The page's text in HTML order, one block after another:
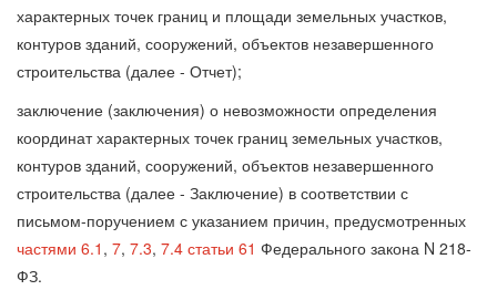
характерных точек границ и площади земельных участков,
контуров зданий, сооружений, объектов незавершенного
строительства (далее - Отчет);
заключение (заключения) о невозможности определения
координат характерных точек границ земельных участков,
контуров зданий, сооружений, объектов незавершенного
строительства (далее - Заключение) в соответствии с
письмом-поручением с указанием причин, предусмотренных
частями 6.1 , 7, 7.3, 7.4 статьи 61 Федерального закона N 218-
ФЗ.